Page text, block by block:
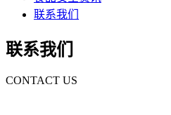
联系我们
联系我们
CONTACT US